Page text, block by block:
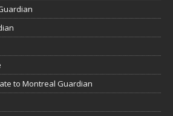
to Montreal Guardian